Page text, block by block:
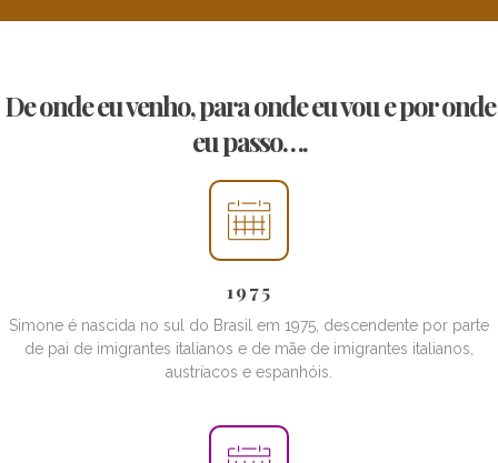
De onde eu venho, para onde eu vou e por onde
eu passo….
1975
Simone é nascida no sul do Brasil em 1975, descendente por parte
de pai de imigrantes italianos e de mãe de imigrantes italianos,
austríacos e espanhóis.